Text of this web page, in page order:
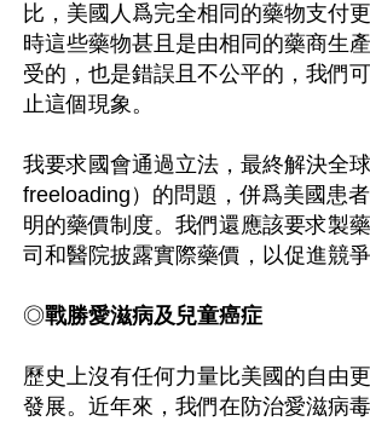
比，美國人爲完全相同的藥物支付
時這些藥物甚且是由相同的藥商生
受的，也是錯誤且不公平的，我們
止這個現象。
我要求國會通過立法，最終解決全
freeloading）的問題，併爲美國患
明的藥價制度。我們還應該要求製
司和醫院披露實際藥價，以促進競爭
◎戰勝愛滋病及兒童癌症
歷史上沒有任何力量比美國的自由
發展。近年來，我們在防治愛滋病